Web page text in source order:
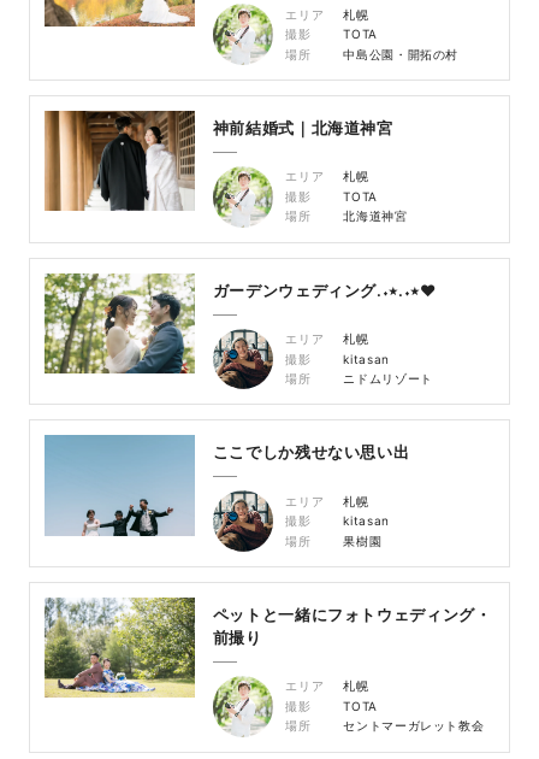
エリア
札幌
撮影
TOTA
場所
中島公園・開拓の村
神前結婚式｜北海道神宮
エリア
札幌
撮影
TOTA
場所
北海道神宮
ガーデンウェディング.‎˖٭.‎˖٭❤︎
エリア
札幌
撮影
kitasan
場所
ニドムリゾート
ここでしか残せない思い出
エリア
札幌
撮影
kitasan
場所
果樹園
ペットと一緒にフォトウェディング・
前撮り
エリア
札幌
撮影
TOTA
場所
セントマーガレット教会